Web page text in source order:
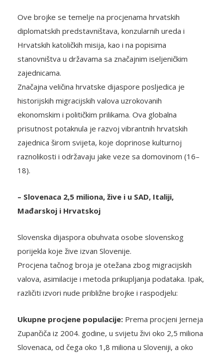
Ove brojke se temelje na procjenama hrvatskih
diplomatskih predstavništava, konzularnih ureda i
Hrvatskih katoličkih misija, kao i na popisima
stanovništva u državama sa značajnim iseljeničkim
zajednicama.
Značajna veličina hrvatske dijaspore posljedica je
historijskih migracijskih valova uzrokovanih
ekonomskim i političkim prilikama. Ova globalna
prisutnost potaknula je razvoj vibrantnih hrvatskih
zajednica širom svijeta, koje doprinose kulturnoj
raznolikosti i održavaju jake veze sa domovinom (16–
18).
– Slovenaca 2,5 miliona, žive i u SAD, Italiji,
Mađarskoj i Hrvatskoj
Slovenska dijaspora obuhvata osobe slovenskog
porijekla koje žive izvan Slovenije.
Procjena tačnog broja je otežana zbog migracijskih
valova, asimilacije i metoda prikupljanja podataka. Ipak,
različiti izvori nude približne brojke i raspodjelu:
Ukupne procjene populacije: Prema procjeni Jerneja
Zupančiča iz 2004. godine, u svijetu živi oko 2,5 miliona
Slovenaca, od čega oko 1,8 miliona u Sloveniji, a oko